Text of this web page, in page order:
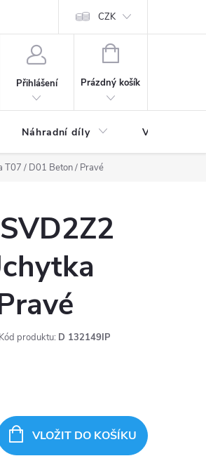
CZK
Přihlášení
NÁKUPNÍ
Prázdný košík
Náhradní díly Výprodej a
T07 / D01 Beton / Pravé
Kód produktu: D 132149IP
VLOŽIT DO KOŠÍKU